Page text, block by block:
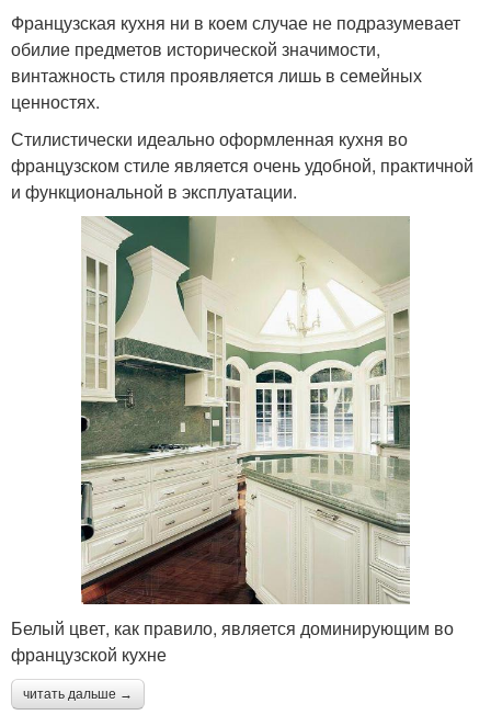
Французская кухня ни в коем случае не подразумевает
обилие предметов исторической значимости,
винтажность стиля проявляется лишь в семейных
ценностях.
Стилистически идеально оформленная кухня во
французском стиле является очень удобной, практичной
и функциональной в эксплуатации.
Белый цвет, как правило, является доминирующим во
французской кухне
читать дальше →